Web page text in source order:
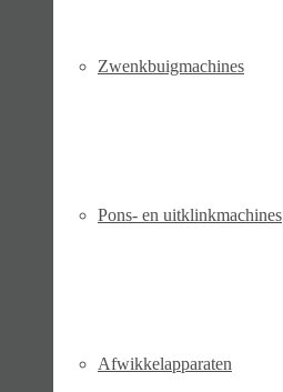
Zwenkbuigmachines
Pons- en uitklinkmachines
Afwikkelapparaten